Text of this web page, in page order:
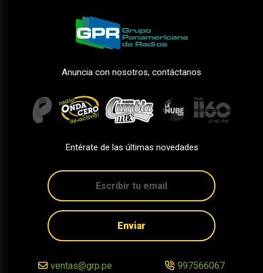
Anuncia con nosotros, contáctanos
Entérate de las últimas novedades
Enviar
ventas@grp.pe 997566067